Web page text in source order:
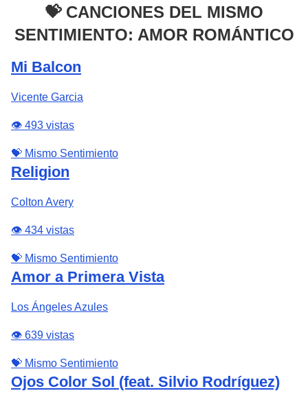
💝 CANCIONES DEL MISMO
SENTIMIENTO: AMOR ROMÁNTICO
Mi Balcon
Vicente Garcia
👁️ 493 vistas
💝 Mismo Sentimiento
Religion
Colton Avery
👁️ 434 vistas
💝 Mismo Sentimiento
Amor a Primera Vista
Los Ángeles Azules
👁️ 639 vistas
💝 Mismo Sentimiento
Ojos Color Sol (feat. Silvio Rodríguez)